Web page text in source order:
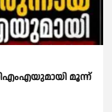
മൂന്ന്